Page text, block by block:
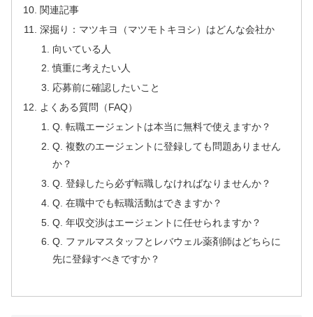
関連記事
深掘り：マツキヨ（マツモトキヨシ）はどんな会社か
向いている人
慎重に考えたい人
応募前に確認したいこと
よくある質問（FAQ）
Q. 転職エージェントは本当に無料で使えますか？
Q. 複数のエージェントに登録しても問題ありません
か？
Q. 登録したら必ず転職しなければなりませんか？
Q. 在職中でも転職活動はできますか？
Q. 年収交渉はエージェントに任せられますか？
Q. ファルマスタッフとレバウェル薬剤師はどちらに
先に登録すべきですか？